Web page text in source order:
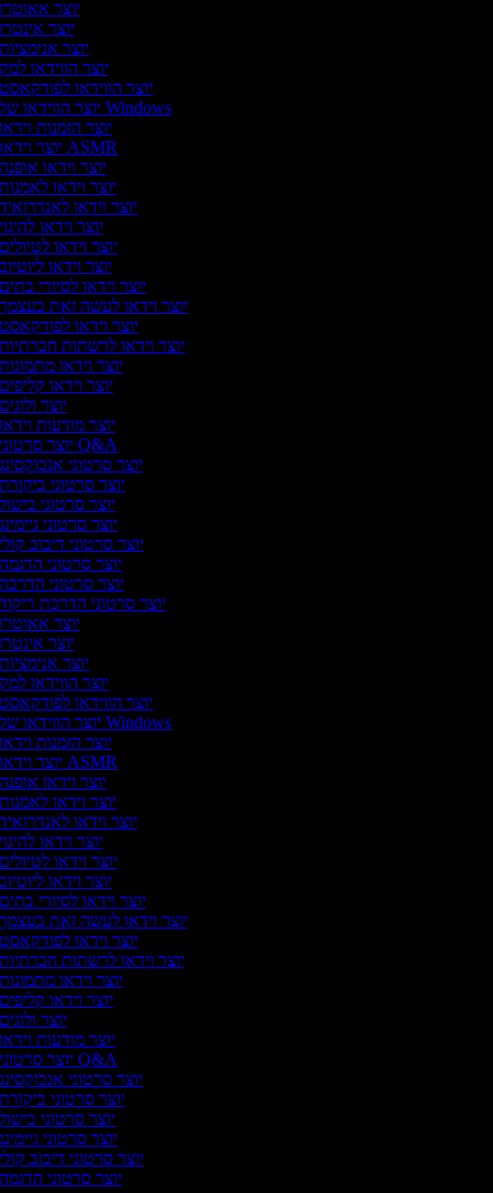
יוצר
יוצר
יוצר
יוצר הווידאו
יוצר הווידאו
יוצר הווידאו של Windows
יוצר הזמנות
יוצר וידאו ASMR
יוצר וידאו
יוצר וידאו
יוצר וידאו
יוצר וידאו
יוצר וידאו
יוצר וידאו
יוצר וידאו לסיורי
יוצר וידאו לעשה זאת
יוצר וידאו
יוצר וידאו לרשתות
יוצר וידאו
יוצר וידאו
יוצר
יוצר מודעות
יוצר סרטוני Q&A
יוצר סרטוני
יוצר סרטוני
יוצר סרטוני
יוצר סרטוני
יוצר סרטוני דיבוב
יוצר סרטוני
יוצר סרטוני
יוצר סרטוני הדרכת
יוצר
יוצר
יוצר
יוצר הווידאו
יוצר הווידאו
יוצר הווידאו של Windows
יוצר הזמנות
יוצר וידאו ASMR
יוצר וידאו
יוצר וידאו
יוצר וידאו
יוצר וידאו
יוצר וידאו
יוצר וידאו
יוצר וידאו לסיורי
יוצר וידאו לעשה זאת
יוצר וידאו
יוצר וידאו לרשתות
יוצר וידאו
יוצר וידאו
יוצר
יוצר מודעות
יוצר סרטוני Q&A
יוצר סרטוני
יוצר סרטוני
יוצר סרטוני
יוצר סרטוני
יוצר סרטוני דיבוב
יוצר סרטוני